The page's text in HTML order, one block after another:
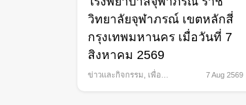
วิทยาลัยจุฬาภรณ์ เขตหลักสี่
กรุงเทพมหานคร เมื่อวันที่ 7
สิงหาคม 2569
ข่าวและกิจกรรม
เพื่อ
7 Aug 2569